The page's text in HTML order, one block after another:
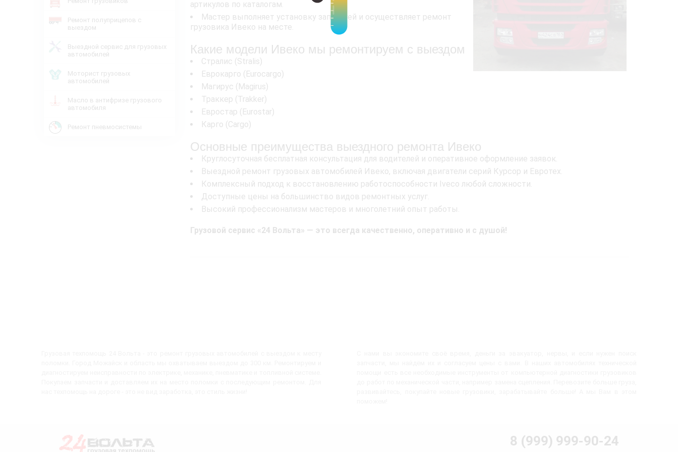
Ремонт полуприцепов с
выездом
Выездной сервис для грузовых
автомобилей
Моторист грузовых
автомобилей
Масло в антифризе грузового
автомобиля
Ремонт пневмосистемы
артикулов по каталогам.
Мастер выполняет установку запчастей и осуществляет ремонт
грузовика Ивеко на месте.
Какие модели Ивеко мы ремонтируем с выездом
Стралис (Stralis)
Еврокарго (Eurocargo)
Магирус (Magirus)
Траккер (Trakker)
Евростар (Eurostar)
Карго (Cargo)
Основные преимущества выездного ремонта Ивеко
Круглосуточная бесплатная консультация для водителей и оперативное оформление заявок.
Выездной ремонт грузовых автомобилей Ивеко, включая двигатели серий Курсор и Евротех.
Комплексный подход к восстановлению работоспособности Iveco любой сложности.
Доступные цены на большинство видов ремонтных услуг.
Высокий профессионализм мастеров и многолетний опыт работы.
Грузовой сервис «24 Вольта» — это всегда качественно, оперативно и с душой!
8 (999) 999-90-24